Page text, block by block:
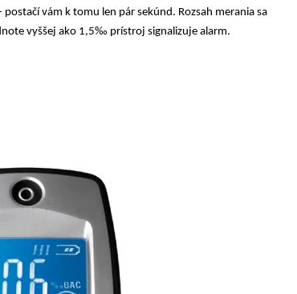
postačí vám k tomu len pár sekúnd. Rozsah merania sa
vyššej ako 1,5‰ prístroj signalizuje alarm.